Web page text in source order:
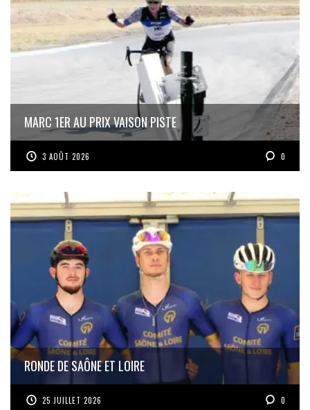
MARC 1ER AU PRIX VAISON PISTE
3 AOÛT 2026 0
RONDE DE SAÔNE ET LOIRE
25 JUILLET 2026 0